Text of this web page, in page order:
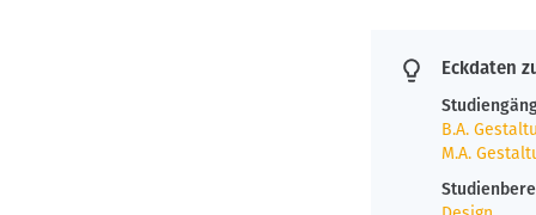
Eckdaten
B.A.
M.A.